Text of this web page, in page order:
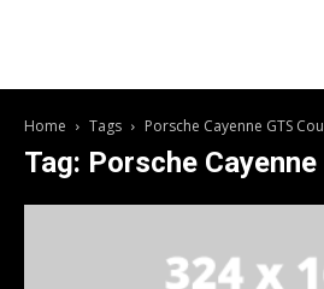
Home Tags Porsche Cayenne GTS
Tag: Porsche Cayenne